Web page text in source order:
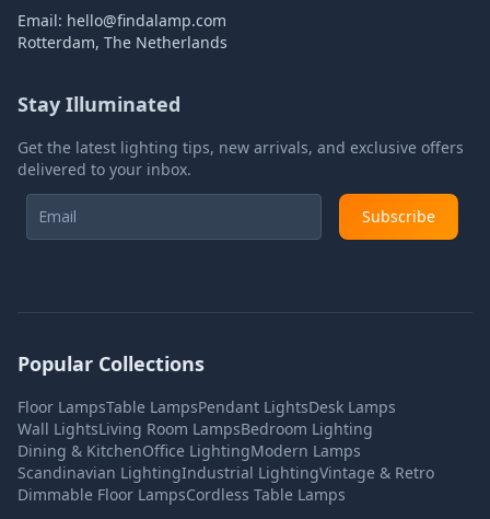
Email: hello@findalamp.com
Rotterdam, The Netherlands
Stay Illuminated
Get the latest lighting tips, new arrivals, and exclusive offers
delivered to your inbox.
Subscribe
Popular Collections
Floor LampsTable LampsPendant LightsDesk Lamps
Wall LightsLiving Room LampsBedroom Lighting
Dining & KitchenOffice LightingModern Lamps
Scandinavian LightingIndustrial LightingVintage & Retro
Dimmable Floor LampsCordless Table Lamps